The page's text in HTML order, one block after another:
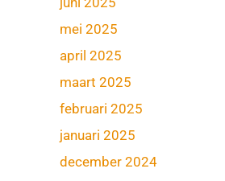
mei 2025
april 2025
maart 2025
februari 2025
januari 2025
december 2024